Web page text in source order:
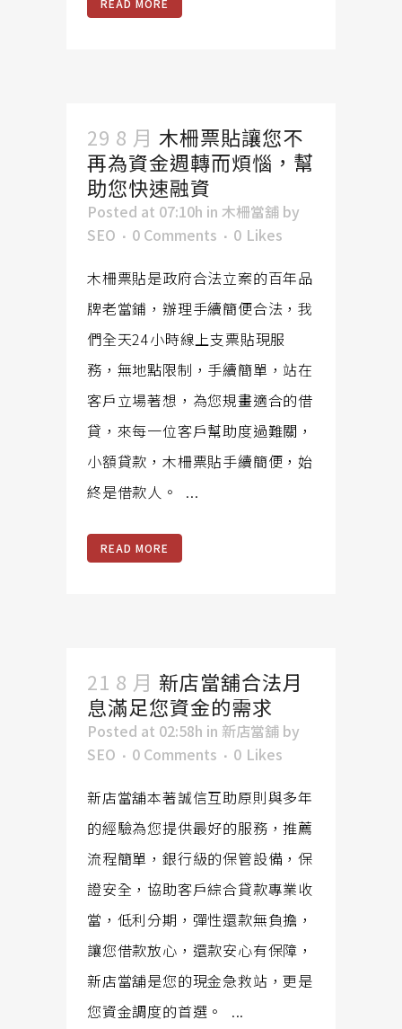
READ MORE
29 8 月 木柵票貼讓您不
再為資金週轉而煩惱，幫
助您快速融資
Posted at 07:10h in 木柵當舖 by
SEO
0 Comments 0 Likes
木柵票貼是政府合法立案的百年品
牌老當鋪，辦理手續簡便合法，我
們全天24小時線上支票貼現服
務，無地點限制，手續簡單，站在
客戶立場著想，為您規畫適合的借
貸，來每一位客戶幫助度過難關，
小額貸款，木柵票貼手續簡便，始
終是借款人。 ...
READ MORE
21 8 月 新店當舖合法月
息滿足您資金的需求
Posted at 02:58h in 新店當舖 by
SEO
0 Comments 0 Likes
新店當舖本著誠信互助原則與多年
的經驗為您提供最好的服務，推薦
流程簡單，銀行級的保管設備，保
證安全，協助客戶綜合貸款專業收
當，低利分期，彈性還款無負擔，
讓您借款放心，還款安心有保障，
新店當舖是您的現金急救站，更是
您資金調度的首選。 ...